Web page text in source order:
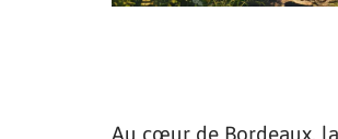
Au cœur de Bordeaux,